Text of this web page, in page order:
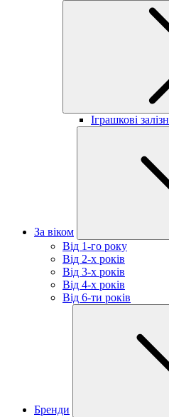
Іграшкові
За віком
Від 1-го року
Від 2-х років
Від 3-х років
Від 4-х років
Від 6-ти років
Бренди